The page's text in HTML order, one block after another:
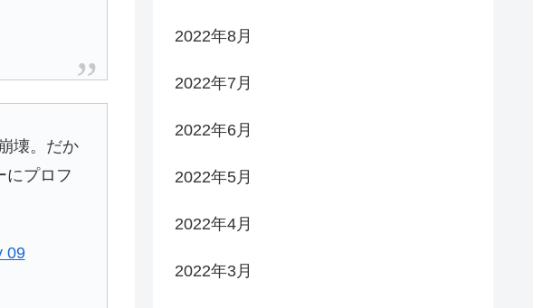
壊。だか
にプロフ
09
2022年8月
2022年7月
2022年6月
2022年5月
2022年4月
2022年3月